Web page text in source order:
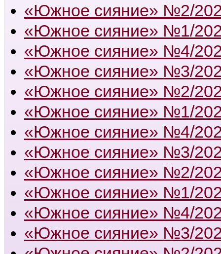
«Южное сияние» №2/
«Южное сияние» №1/
«Южное сияние» №4/
«Южное сияние» №3/
«Южное сияние» №2/
«Южное сияние» №1/
«Южное сияние» №4/
«Южное сияние» №3/
«Южное сияние» №2/
«Южное сияние» №1/
«Южное сияние» №4/
«Южное сияние» №3/